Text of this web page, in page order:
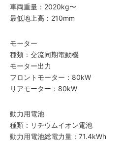
車両重量：2020kg〜
最低地上高：210mm
モーター
種類：交流同期電動機
モーター出力
フロントモーター：80kW
リアモーター：80kW
動力用電池
種類：リチウムイオン電池
動力用電池総電力量：71.4kWh